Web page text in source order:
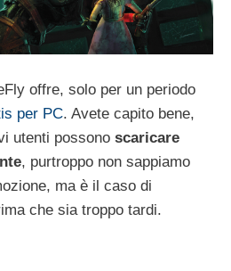
offre, solo per un periodo
per PC. Avete capito bene,
utenti possono scaricare
, purtroppo non sappiamo
ma è il caso di
che sia troppo tardi.